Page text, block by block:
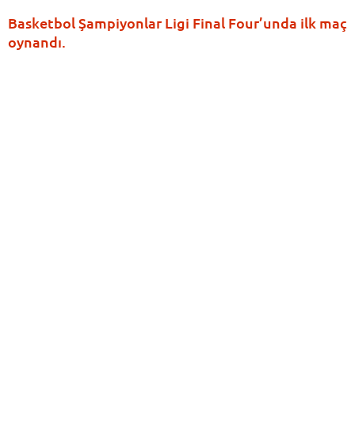
Basketbol Şampiyonlar Ligi Final Four’unda ilk maç
oynandı.